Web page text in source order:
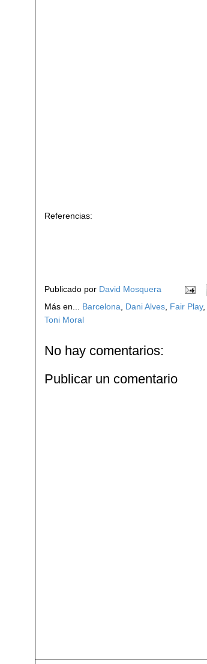
Referencias:
Publicado por David Mosquera
Más en... Barcelona Dani Alves Fair Play,
Toni Moral
No hay comentarios:
Publicar un comentario